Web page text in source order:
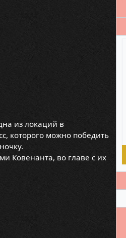
из локаций в
которого можно победить
Ковенанта, во главе с их